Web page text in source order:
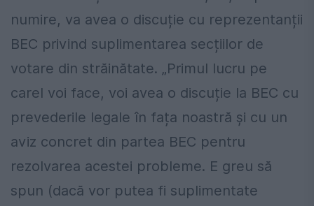
numire, va avea o discuție cu reprezentanții
BEC privind suplimentarea secțiilor de
votare din străinătate. „Primul lucru pe
carel voi face, voi avea o discuție la BEC cu
prevederile legale în fața noastră și cu un
aviz concret din partea BEC pentru
rezolvarea acestei probleme. E greu să
spun (dacă vor putea fi suplimentate